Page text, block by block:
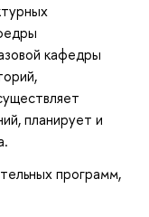
кафедры
планирует и
программ,